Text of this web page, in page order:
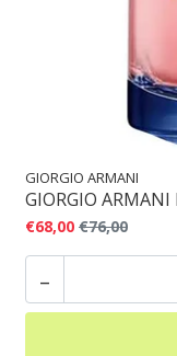
GIORGIO ARMANI
GIORGIO
€68,00 €76,00
-